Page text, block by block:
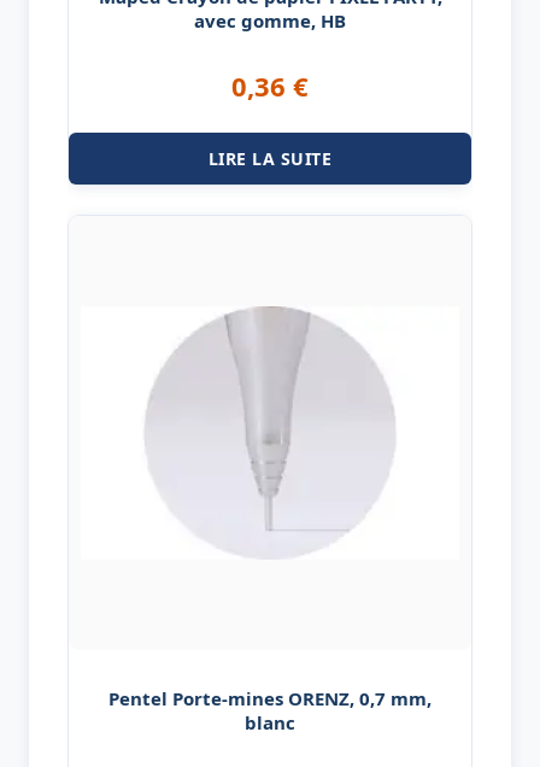
avec gomme, HB
0,36 €
LIRE LA SUITE
Pentel Porte-mines ORENZ, 0,7 mm,
blanc